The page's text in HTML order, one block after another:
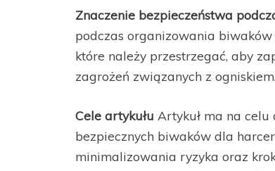
Znaczenie bezpieczeństwa
podczas organizowania
które należy przestrzegać, aby
zagrożeń związanych z
Cele artykułu Artykuł ma na
bezpiecznych biwaków dla
minimalizowania ryzyka oraz